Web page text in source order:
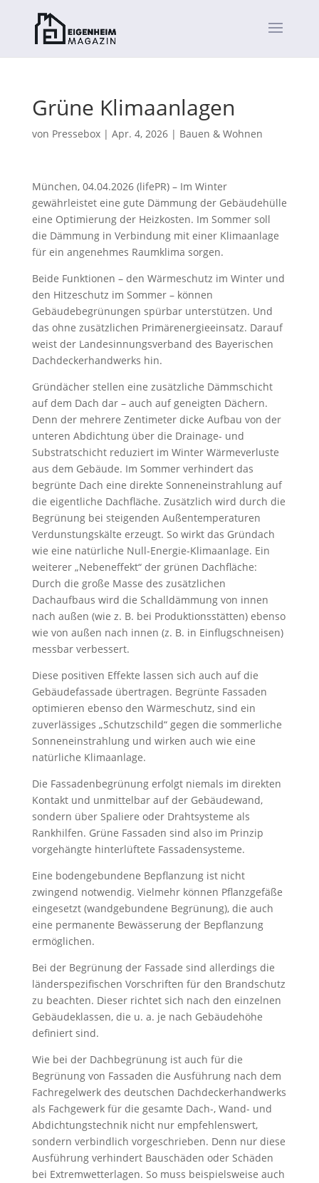
Grüne Klimaanlagen
von Pressebox| Apr. 4, 2026| Bauen & Wohnen
München, 04.04.2026 (lifePR) – Im Winter
gewährleistet eine gute Dämmung der Gebäudehülle
eine Optimierung der Heizkosten. Im Sommer soll
die Dämmung in Verbindung mit einer Klimaanlage
für ein angenehmes Raumklima sorgen.
Beide Funktionen – den Wärmeschutz im Winter und
den Hitzeschutz im Sommer – können
Gebäudebegrünungen spürbar unterstützen. Und
das ohne zusätzlichen Primärenergieeinsatz. Darauf
weist der Landesinnungsverband des Bayerischen
Dachdeckerhandwerks hin.
Gründächer stellen eine zusätzliche Dämmschicht
auf dem Dach dar – auch auf geneigten Dächern.
Denn der mehrere Zentimeter dicke Aufbau von der
unteren Abdichtung über die Drainage- und
Substratschicht reduziert im Winter Wärmeverluste
aus dem Gebäude. Im Sommer verhindert das
begrünte Dach eine direkte Sonneneinstrahlung auf
die eigentliche Dachfläche. Zusätzlich wird durch die
Begrünung bei steigenden Außentemperaturen
Verdunstungskälte erzeugt. So wirkt das Gründach
wie eine natürliche Null-Energie-Klimaanlage. Ein
weiterer „Nebeneffekt“ der grünen Dachfläche:
Durch die große Masse des zusätzlichen
Dachaufbaus wird die Schalldämmung von innen
nach außen (wie z. B. bei Produktionsstätten) ebenso
wie von außen nach innen (z. B. in Einflugschneisen)
messbar verbessert.
Diese positiven Effekte lassen sich auch auf die
Gebäudefassade übertragen. Begrünte Fassaden
optimieren ebenso den Wärmeschutz, sind ein
zuverlässiges „Schutzschild“ gegen die sommerliche
Sonneneinstrahlung und wirken auch wie eine
natürliche Klimaanlage.
Die Fassadenbegrünung erfolgt niemals im direkten
Kontakt und unmittelbar auf der Gebäudewand,
sondern über Spaliere oder Drahtsysteme als
Rankhilfen. Grüne Fassaden sind also im Prinzip
vorgehängte hinterlüftete Fassadensysteme.
Eine bodengebundene Bepflanzung ist nicht
zwingend notwendig. Vielmehr können Pflanzgefäße
eingesetzt (wandgebundene Begrünung), die auch
eine permanente Bewässerung der Bepflanzung
ermöglichen.
Bei der Begrünung der Fassade sind allerdings die
länderspezifischen Vorschriften für den Brandschutz
zu beachten. Dieser richtet sich nach den einzelnen
Gebäudeklassen, die u. a. je nach Gebäudehöhe
definiert sind.
Wie bei der Dachbegrünung ist auch für die
Begrünung von Fassaden die Ausführung nach dem
Fachregelwerk des deutschen Dachdeckerhandwerks
als Fachgewerk für die gesamte Dach-, Wand- und
Abdichtungstechnik nicht nur empfehlenswert,
sondern verbindlich vorgeschrieben. Denn nur diese
Ausführung verhindert Bauschäden oder Schäden
bei Extremwetterlagen. So muss beispielsweise auch